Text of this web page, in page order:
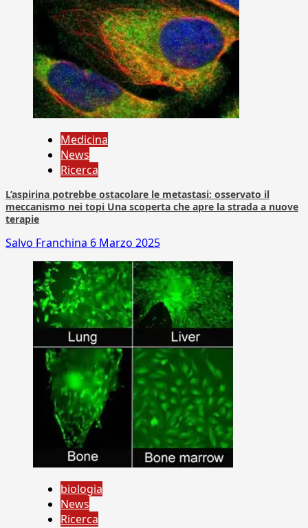
Medicina
News
Ricerca
L’aspirina potrebbe ostacolare le metastasi: osservato il
meccanismo nei topi Una scoperta che apre la strada a nuove
terapie
Salvo Franchina 6 Marzo 2025
biologia
News
Ricerca